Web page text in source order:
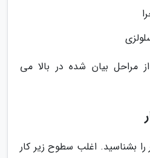
بیان شده در بالا می
بشناسید. اغلب سطوح زیر کار